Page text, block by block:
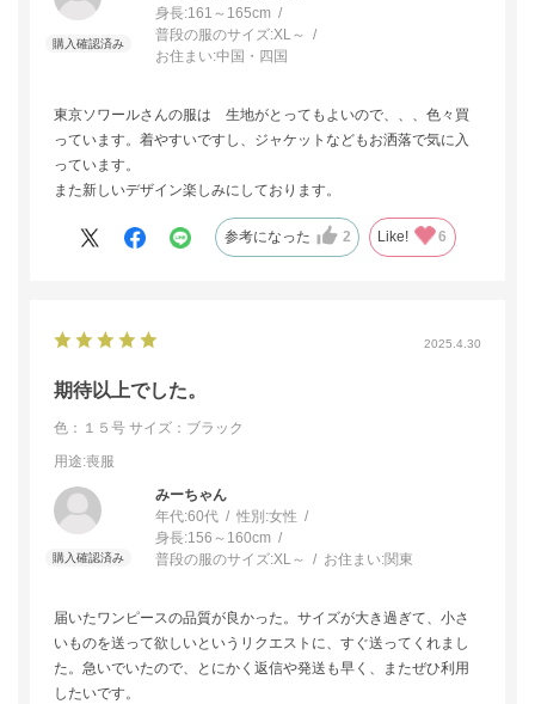
身長:161～165cm
普段の服のサイズ:XL～
お住まい:中国・四国
東京ソワールさんの服は 生地がとってもよいので、、、色々買
っています。着やすいですし、ジャケットなどもお洒落で気に入
っています。
また新しいデザイン楽しみにしております。
参考になった 2 Like! 6
2025.4.30
期待以上でした。
色：１５号 サイズ：ブラック
用途:喪服
みーちゃん
年代:60代 性別:女性
身長:156～160cm
普段の服のサイズ:XL～ お住まい:関東
届いたワンピースの品質が良かった。サイズが大き過ぎて、小さ
いものを送って欲しいというリクエストに、すぐ送ってくれまし
た。急いでいたので、とにかく返信や発送も早く、またぜひ利用
したいです。